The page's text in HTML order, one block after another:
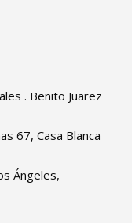
. Benito Juarez
67, Casa Blanca
Ángeles,